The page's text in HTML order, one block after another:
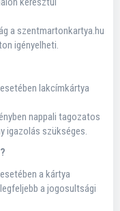
a szentmartonkartya.hu
igényelheti.
lakcímkártya
nappali tagozatos
igazolás szükséges.
a kártya
a jogosultsági